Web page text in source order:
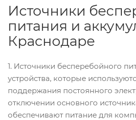
Источники
питания и
Краснодаре
1. Источники бесперебойного
устройства, которые
поддержания постоянного
отключении основного
обеспечивают питание для